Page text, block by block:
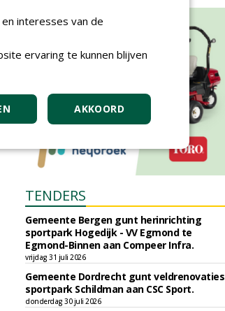
TENDERS
Gemeente Bergen gunt herinrichting
sportpark Hogedijk - VV Egmond te
Egmond-Binnen aan Compeer Infra.
vrijdag 31 juli 2026
Gemeente Dordrecht gunt veldrenovaties
sportpark Schildman aan CSC Sport.
donderdag 30 juli 2026
interesses van de
ervaring te kunnen blijven
AKKOORD